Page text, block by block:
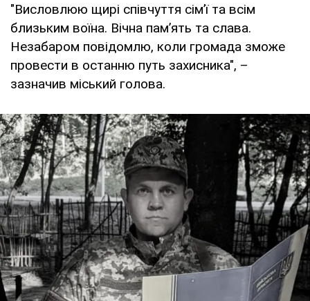
"Висловлюю щирі співчуття сімʼї та всім
близьким воїна. Вічна памʼять та слава.
Незабаром повідомлю, коли громада зможе
провести в останню путь захисника", –
зазначив міський голова.